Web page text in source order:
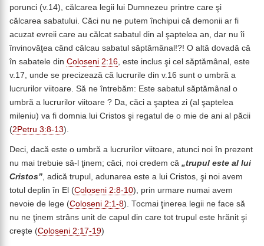
porunci (v.14), călcarea legii lui Dumnezeu printre care şi
călcarea sabatului. Căci nu ne putem închipui că demonii ar fi
acuzat evreii care au călcat sabatul din al şaptelea an, dar nu îi
învinovăţea când călcau sabatul săptămânal!?! O altă dovadă că
în sabatele din Coloseni 2:16 , este inclus şi cel săptămânal, este
v.17, unde se precizează că lucrurile din v.16 sunt o umbră a
lucrurilor viitoare. Să ne întrebăm: Este sabatul săptămânal o
umbră a lucrurilor viitoare ? Da, căci a şaptea zi (al şaptelea
mileniu) va fi domnia lui Cristos şi regatul de o mie de ani al păcii
(2Petru 3:8-13).
Deci, dacă este o umbră a lucrurilor viitoare, atunci noi în prezent
nu mai trebuie să-l ţinem; căci, noi credem că „trupul este al lui
Cristos”, adică trupul, adunarea este a lui Cristos, şi noi avem
totul deplin în El (Coloseni 2:8-10), prin urmare numai avem
nevoie de lege (Coloseni 2:1-8). Tocmai ţinerea legii ne face să
nu ne ţinem strâns unit de capul din care tot trupul este hrănit şi
creşte (Coloseni 2:17-19)